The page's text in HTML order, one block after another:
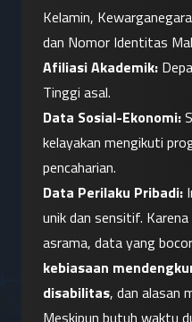
Kelamin,
dan Nomor Identitas
Afiliasi Akademik:
Tinggi asal.
Data Sosial-Ekonomi:
kelayakan mengikuti
pencaharian.
Data Perilaku Pribadi:
unik dan sensitif.
asrama, data yang
kebiasaan
disabilitas, dan alasan
Meskipun butuh waktu